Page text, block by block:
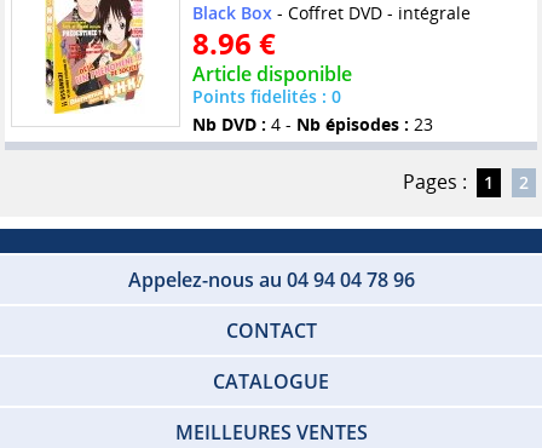
Black Box- Coffret DVD - intégrale
8.96 €
Article disponible
Points fidelités : 0
Nb DVD : 4 - Nb épisodes : 23
Pages : 1 2
Appelez-nous au 04 94 04 78 96
CONTACT
CATALOGUE
MEILLEURES VENTES